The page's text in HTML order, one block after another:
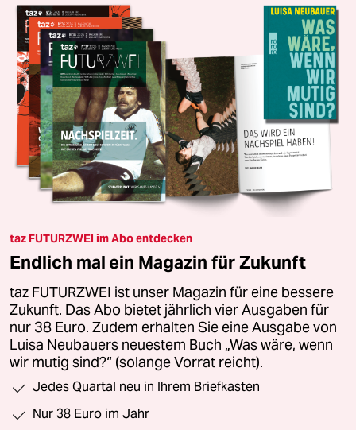
taz FUTURZWEI im Abo entdecken
Endlich mal ein Magazin für Zukunft
taz FUTURZWEI ist unser Magazin für eine bessere
Zukunft. Das Abo bietet jährlich vier Ausgaben für
nur 38 Euro. Zudem erhalten Sie eine Ausgabe von
Luisa Neubauers neuestem Buch „Was wäre, wenn
wir mutig sind?“ (solange Vorrat reicht).
Jedes Quartal neu in Ihrem Briefkasten
Nur 38 Euro im Jahr